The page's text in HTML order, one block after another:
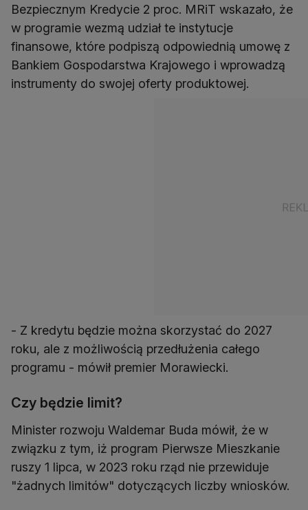
Bezpiecznym Kredycie 2 proc. MRiT wskazało, że
w programie wezmą udział te instytucje
finansowe, które podpiszą odpowiednią umowę z
Bankiem Gospodarstwa Krajowego i wprowadzą
instrumenty do swojej oferty produktowej.
- Z kredytu będzie można skorzystać do 2027
roku, ale z możliwością przedłużenia całego
programu - mówił premier Morawiecki.
Czy będzie limit?
Minister rozwoju Waldemar Buda mówił, że w
związku z tym, iż program Pierwsze Mieszkanie
ruszy 1 lipca, w 2023 roku rząd nie przewiduje
"żadnych limitów" dotyczących liczby wniosków.